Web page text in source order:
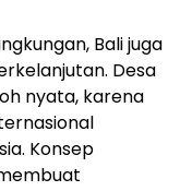
Bali juga
Desa
nyata, karena
Konsep